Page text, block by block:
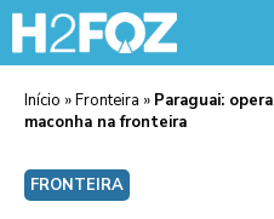
Início »Fronteira » Paraguai:
maconha na fronteira
FRONTEIRA